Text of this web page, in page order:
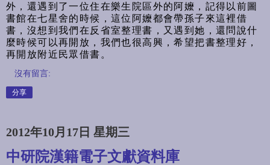
外，還遇到了一位住在樂生院區外的阿嬤，記得以前圖
書館在七星舍的時候，這位阿嬤都會帶孫子來這裡借
書，沒想到我們在反省室整理書，又遇到她，還問說什
麼時候可以再開放，我們也很高興，希望把書整理好，
再開放附近民眾借書。
沒有留言:
分享
2012年10月17日 星期三
中研院漢籍電子文獻資料庫